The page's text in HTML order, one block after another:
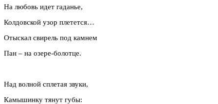
На любовь идет гаданье,
Колдовской узор плетется…
Отыскал свирель под камнем
Пан – на озере-болотце.
Над волной сплетая звуки,
Камышинку тянут губы: